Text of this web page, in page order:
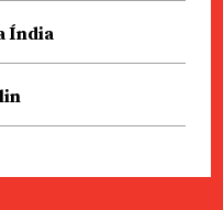
Índia